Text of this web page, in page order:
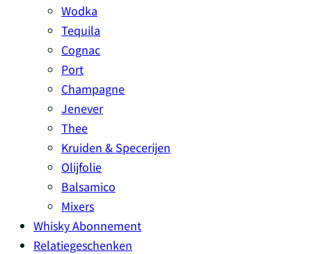
Wodka
Tequila
Cognac
Port
Champagne
Jenever
Thee
Kruiden & Specerijen
Olijfolie
Balsamico
Mixers
Whisky Abonnement
Relatiegeschenken